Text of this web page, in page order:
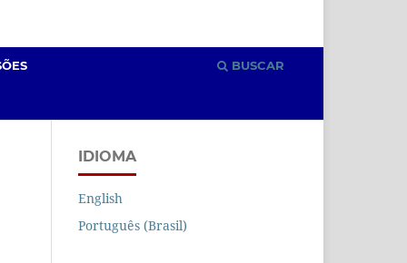
BUSCAR
IDIOMA
English
Português (Brasil)